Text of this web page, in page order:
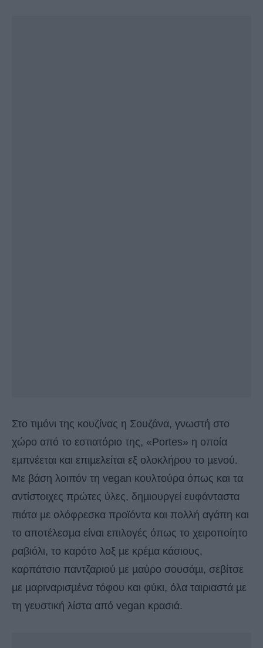
Στο τιµόνι της κουζίνας η Σουζάνα, γνωστή στο
χώρο από το εστιατόριο της, «Portes» η οποία
εµπνέεται και επιµελείται εξ ολοκλήρου το µενού.
Με βάση λοιπόν τη vegan κουλτούρα όπως και τα
αντίστοιχες πρώτες ύλες, δηµιουργεί ευφάνταστα
πιάτα µε ολόφρεσκα προϊόντα και πολλή αγάπη και
το αποτέλεσµα είναι επιλογές όπως τo χειροποίητo
ραβιόλι, το καρότο λοξ µε κρέµα κάσιους,
καρπάτσιο παντζαριού µε µαύρο σουσάµι, σεβίτσε
µε µαριναρισµένα τόφου και φύκι, όλα ταιριαστά µε
τη γευστική λίστα από vegan κρασιά.